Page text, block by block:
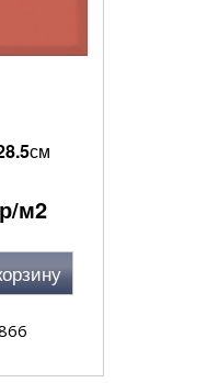
см
р/м2